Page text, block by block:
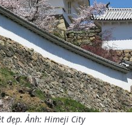
đẹp. Ảnh: Himeji City